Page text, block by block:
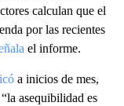
calculan que el
por las recientes
el informe.
a inicios de mes,
asequibilidad es